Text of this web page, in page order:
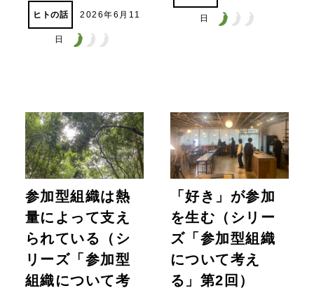
ヒトの話 2026年6月11
日
日
参加型組織は熱
量によって支え
られている（シ
リーズ「参加型
組織について考
「好き」が参加
を生む（シリー
ズ「参加型組織
について考え
る」第2回）